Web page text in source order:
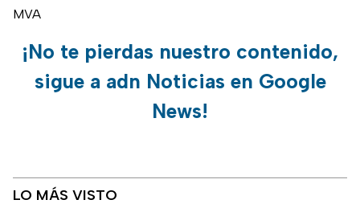
MVA
¡No te pierdas nuestro contenido,
sigue a adn Noticias en Google
News!
LO MÁS VISTO